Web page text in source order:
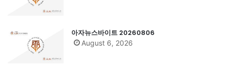
아자뉴스바이트 20260806
August 6, 2026